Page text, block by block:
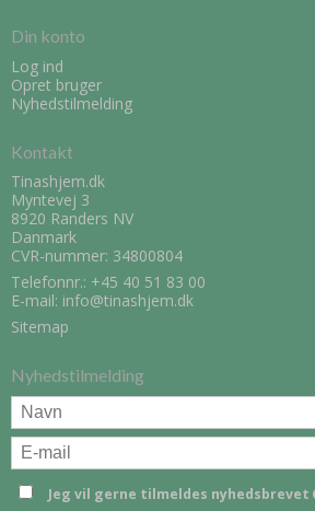
Din konto
Log ind
Opret bruger
Nyhedstilmelding
Kontakt
Tinashjem.dk
Myntevej 3
8920 Randers NV
Danmark
CVR-nummer: 34800804
Telefonnr.: +45 40 51 83 00
E-mail: info@tinashjem.dk
Sitemap
Nyhedstilmelding
Jeg vil gerne tilmeldes nyhedsbrevet